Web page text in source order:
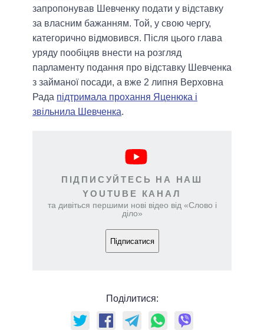
запропонував Шевченку подати у відставку
за власним бажанням. Той, у свою чергу,
категорично відмовився. Після цього глава
уряду пообіцяв внести на розгляд
парламенту подання про відставку Шевченка
з займаної посади, а вже 2 липня Верховна
Рада підтримала прохання Яценюка і
звільнила Шевченка.
ПІДПИСУЙТЕСЬ НА НАШ
YOUTUBE КАНАЛ
та дивіться першими нові відео від «Слово і
діло»
Підписатися
Поділитися: